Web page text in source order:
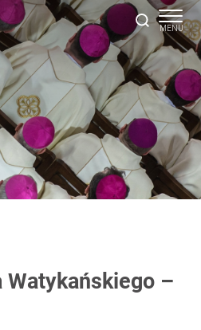
Watykańskiego –